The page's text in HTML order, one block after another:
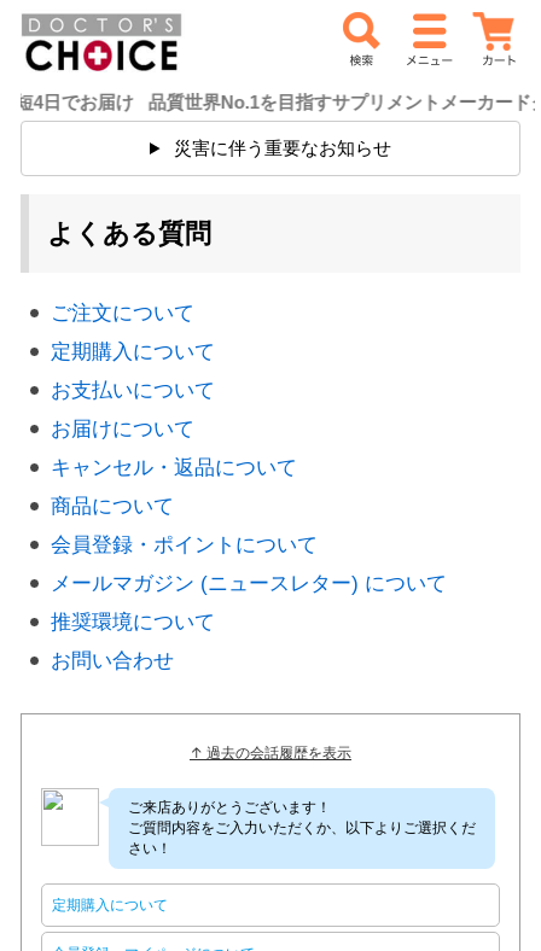
品質世界No.1を目指すサプリメントメーカードクターズチ
災害に伴う重要なお知らせ
よくある質問
ご注文について
定期購入について
お支払いについて
お届けについて
キャンセル・返品について
商品について
会員登録・ポイントについて
メールマガジン (ニュースレター) について
推奨環境について
お問い合わせ